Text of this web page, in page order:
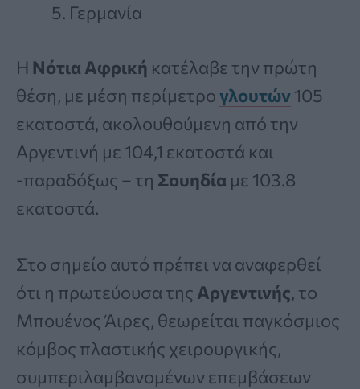
Γερμανία
Η Νότια Αφρική κατέλαβε την πρώτη
θέση, με μέση περίμετρογλουτών105
εκατοστά, ακολουθούμενη από την
Αργεντινή με 104,1 εκατοστά και
-παραδόξως – τη Σουηδία με 103.8
εκατοστά.
Στο σημείο αυτό πρέπει να αναφερθεί
ότι η πρωτεύουσα της Αργεντινής, το
Μπουένος Άιρες, θεωρείται παγκόσμιος
κόμβος πλαστικής χειρουργικής,
συμπεριλαμβανομένων επεμβάσεων